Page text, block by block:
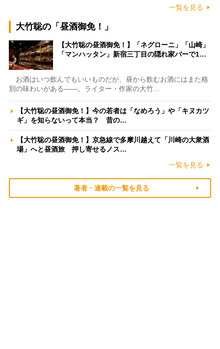
一覧を見る
大竹聡の「昼酒御免！」
【大竹聡の昼酒御免！】「ネグローニ」「山崎」
「マンハッタン」新宿三丁目の隠れ家バーで1…
お酒はいつ飲んでもいいものだが、昼から飲むお酒にはまた格
別の味わいがある――。ライター・作家の大竹…
【大竹聡の昼酒御免！】今の若者は「なめろう」や「キヌカツ
ギ」を知らないって本当？ 昔の…
【大竹聡の昼酒御免！】京急線で多摩川越えて「川崎の大衆酒
場」へと昼酒旅 押し寄せるノス…
一覧を見る
著者・連載の一覧を見る